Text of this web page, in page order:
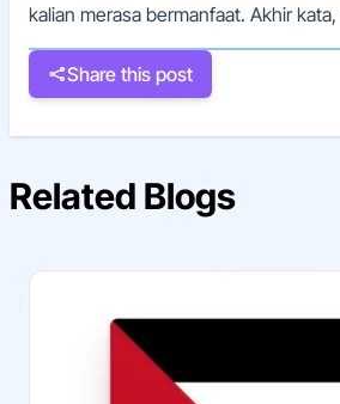
kalian merasa bermanfaat. Akhir
Share this post
Related Blogs